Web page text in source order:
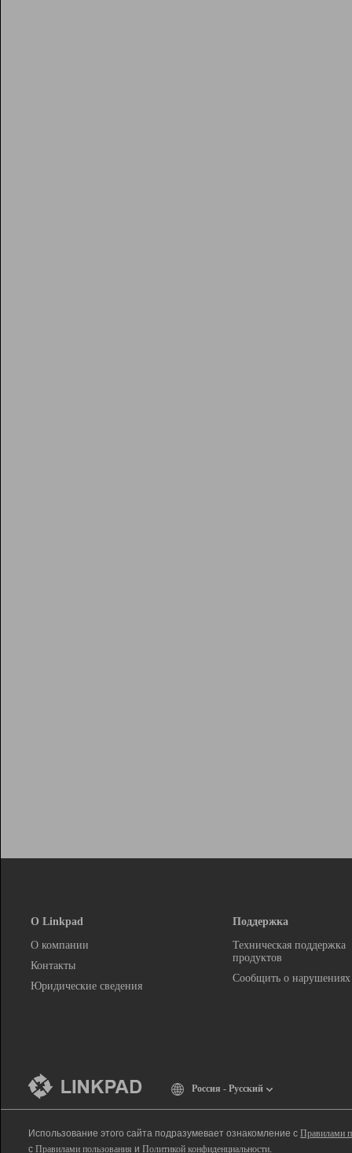
О Linkpad
О компании
Контакты
Юридические сведения
Поддержка
Техническая поддержка
продуктов
Сообщить о нарушениях
Россия - Русский
Использование этого сайта подразумевает ознакомление с Правилами
с Правилами пользования и Политикой конфиденциальности.